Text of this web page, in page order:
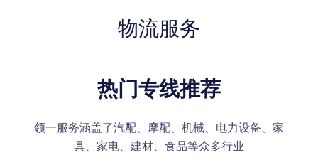
物流服务
热门专线推荐
领一服务涵盖了汽配、摩配、机械、电力设备、家
具、家电、建材、食品等众多行业